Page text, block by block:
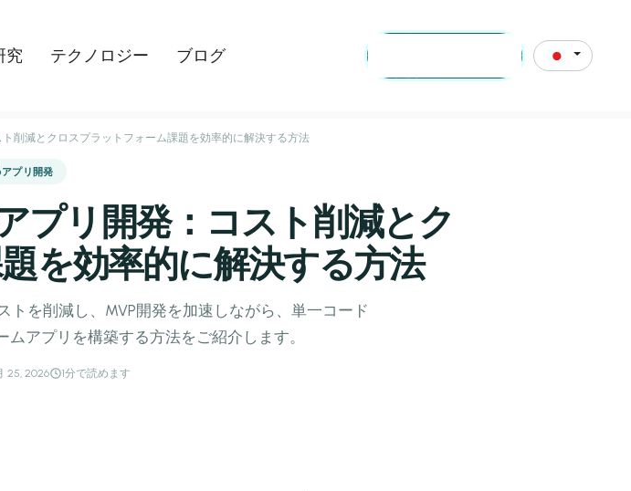
究 テクノロジー ブログ
削減とクロスプラットフォーム課題を効率的に解決する方法
プリ開発
プリ開発：コスト削減とク
を効率的に解決する方法
を削減し、MVP開発を加速しながら、単一コード
アプリを構築する方法をご紹介します。
25, 2026 1分で読めます